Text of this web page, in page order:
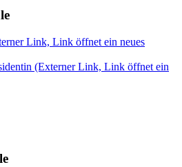
Link, Link öffnet ein neues
(Externer Link, Link öffnet ein